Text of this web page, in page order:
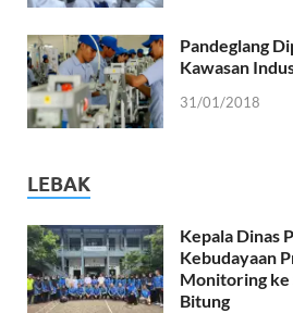
Pandeglang
Kawasan
31/01/2018
LEBAK
Kepala Dinas
Kebudayaan
Monitoring ke
Bitung